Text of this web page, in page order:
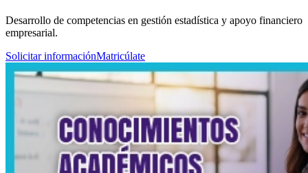
Desarrollo de competencias en gestión estadística y apoyo financiero
empresarial.
Solicitar informaciónMatricúlate